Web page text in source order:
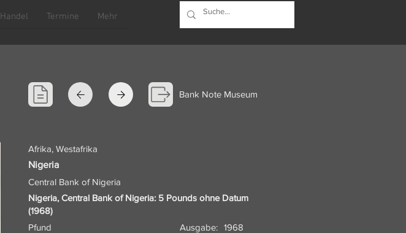
Handel Termine Mehr
Bank Note Museum
Afrika, Westafrika
Nigeria
Central Bank of Nigeria
Nigeria, Central Bank of Nigeria: 5 Pounds ohne Datum
(1968)
Pfund
Ausgabe: 1968